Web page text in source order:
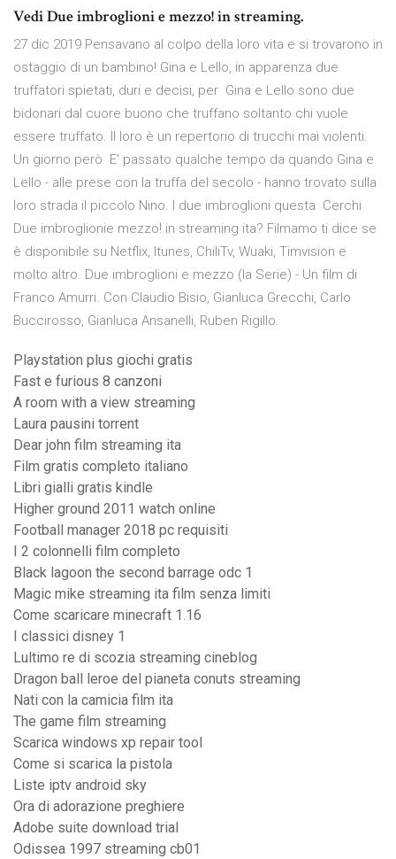
Vedi Due imbroglioni e mezzo! in streaming.
27 dic 2019 Pensavano al colpo della loro vita e si trovarono in
ostaggio di un bambino! Gina e Lello, in apparenza due
truffatori spietati, duri e decisi, per Gina e Lello sono due
bidonari dal cuore buono che truffano soltanto chi vuole
essere truffato. Il loro è un repertorio di trucchi mai violenti.
Un giorno però E' passato qualche tempo da quando Gina e
Lello - alle prese con la truffa del secolo - hanno trovato sulla
loro strada il piccolo Nino. I due imbroglioni questa Cerchi
Due imbroglionie mezzo! in streaming ita? Filmamo ti dice se
è disponibile su Netflix, Itunes, ChiliTv, Wuaki, Timvision e
molto altro. Due imbroglioni e mezzo (la Serie) - Un film di
Franco Amurri. Con Claudio Bisio, Gianluca Grecchi, Carlo
Buccirosso, Gianluca Ansanelli, Ruben Rigillo.
Playstation plus giochi gratis
Fast e furious 8 canzoni
A room with a view streaming
Laura pausini torrent
Dear john film streaming ita
Film gratis completo italiano
Libri gialli gratis kindle
Higher ground 2011 watch online
Football manager 2018 pc requisiti
I 2 colonnelli film completo
Black lagoon the second barrage odc 1
Magic mike streaming ita film senza limiti
Come scaricare minecraft 1.16
I classici disney 1
Lultimo re di scozia streaming cineblog
Dragon ball leroe del pianeta conuts streaming
Nati con la camicia film ita
The game film streaming
Scarica windows xp repair tool
Come si scarica la pistola
Liste iptv android sky
Ora di adorazione preghiere
Adobe suite download trial
Odissea 1997 streaming cb01